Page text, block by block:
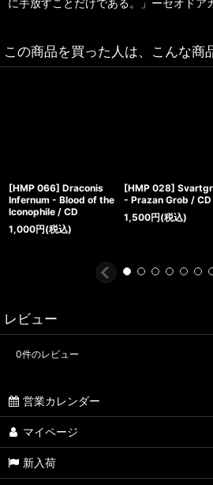
に手放すことだけである。」ーセオドア
この商品を買った人は、こんな商
[HMP 066] Draconis
Infernum - Blood of the
Iconophile / CD
1,000円(税込)
[HMP 028]
- Prazan Grob / CD
1,500円(税込)
レビュー
0件のレビュー
営業カレンダー
マイページ
新入荷